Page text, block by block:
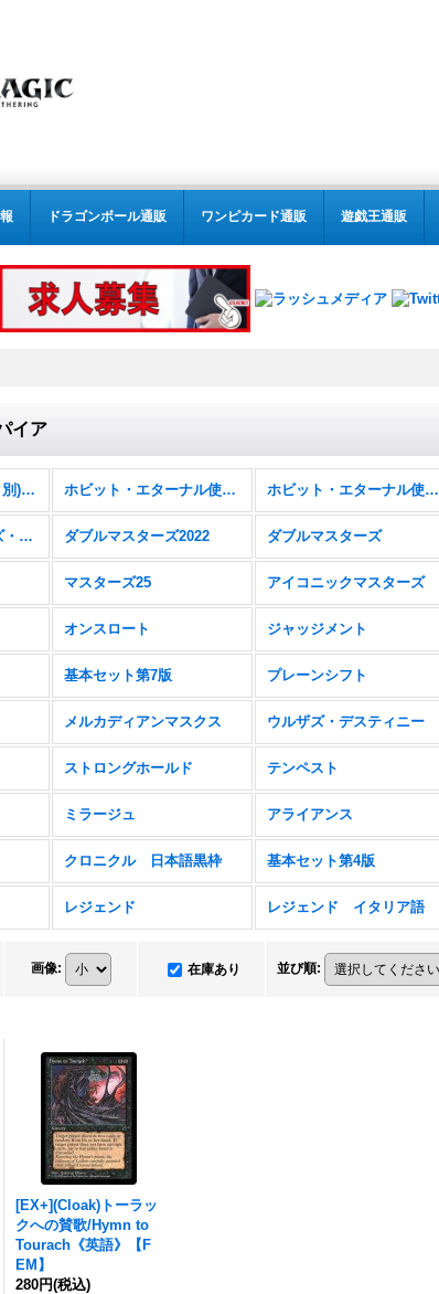
ドラゴンボール通販 ワンピカード通販 遊戯王通販
イア
MTG:レガシー(パック別) (全商品) ホビット・エターナル使用可能カード ホビット・エターナル使用可能カード FOIL
ファウンデーションズ・ジャンプスタート ダブルマスターズ2022 ダブルマスターズ
マスターズ25 アイコニックマスターズ
オンスロート ジャッジメント
基本セット第7版 プレーンシフト
メルカディアンマスクス ウルザズ・デスティニー
ストロングホールド テンペスト
ミラージュ アライアンス
クロニクル 日本語黒枠 基本セット第4版
レジェンド レジェンド イタリア語
画像: 在庫あり 並び順:
[EX+](Cloak)トーラッ
クへの賛歌/Hymn to
Tourach《英語》【F
EM】
280円(税込)